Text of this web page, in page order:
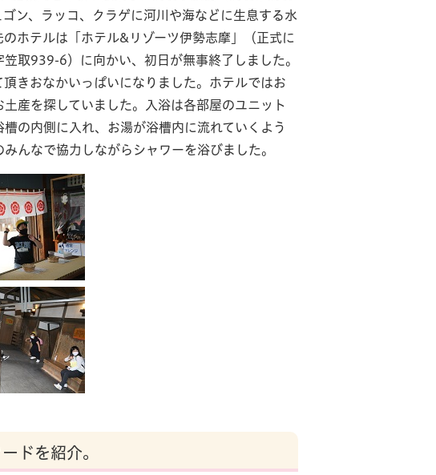
ン、ラッコ、クラゲに河川や海などに生息する水
ホテルは「ホテル&リゾーツ伊勢志摩」（正式に
取939-6）に向かい、初日が無事終了しました。
きおなかいっぱいになりました。ホテルではお
産を探していました。入浴は各部屋のユニット
の内側に入れ、お湯が浴槽内に流れていくよう
んなで協力しながらシャワーを浴びました。
ドを紹介。